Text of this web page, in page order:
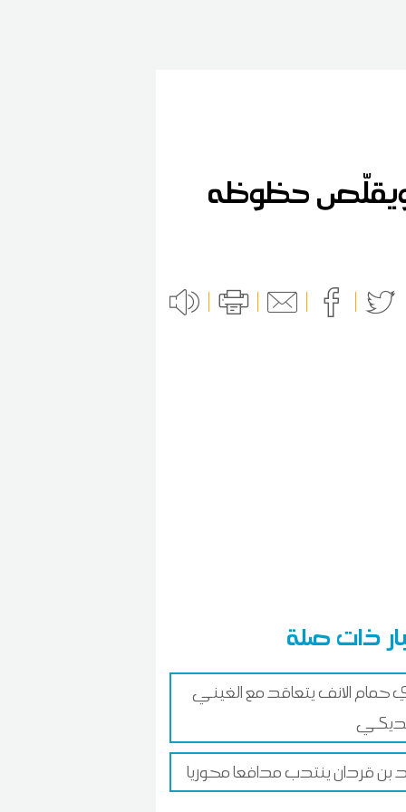
ويقلّص حظوظه
ذات صلة
حمام الانف يتعاقد مع الغيني
بن قردان ينتدب مدافعا محوريا